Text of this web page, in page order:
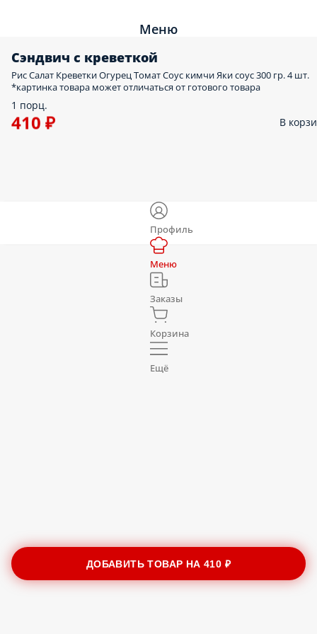
Меню
Сэндвич с креветкой
Рис Салат Креветки Огурец Томат Соус кимчи Яки соус 300 гр. 4 шт.
*картинка товара может отличаться от готового товара
1 порц.
410 ₽ В
ДОБАВИТЬ ТОВАР НА410 ₽
Профиль
Меню
Заказы
Корзина
Ещё